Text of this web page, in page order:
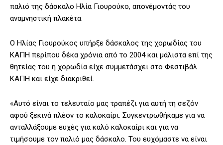
παλιό της δάσκαλο Ηλία Γιουρούκο, απονέμοντάς του
αναμνηστική πλακέτα.
Ο Ηλίας Γιουρούκος υπήρξε δάσκαλος της χορωδίας του
ΚΑΠΗ περίπου δέκα χρόνια από το 2004 και μάλιστα επί της
θητείας του η χορωδία είχε συμμετάσχει στο Φεστιβάλ
ΚΑΠΗ και είχε διακριθεί.
«Αυτό είναι το τελευταίο μας τραπέζι για αυτή τη σεζόν
αφού ξεκινά πλέον το καλοκαίρι. Συγκεντρωθήκαμε για να
ανταλλάξουμε ευχές για καλό καλοκαίρι και για να
τιμήσουμε τον παλιό μας δάσκαλο. Του ευχόμαστε να είναι